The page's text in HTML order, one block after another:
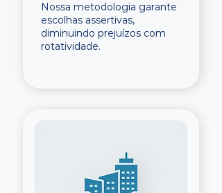
Nossa metodologia garante
escolhas assertivas,
diminuindo prejuízos com
rotatividade.